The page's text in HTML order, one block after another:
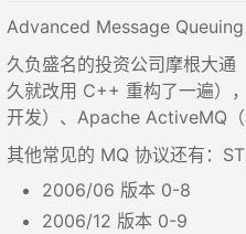
Advanced Message
久负盛名的投资公司摩根大
久就改用 C++ 重构了一遍）
开发）、Apache ActiveMQ（
其他常见的 MQ 协议还有：
2006/06 版本 0-8
2006/12 版本 0-9